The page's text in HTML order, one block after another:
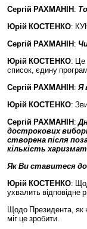
Сергій РАХМАНІН :
Юрій КОСТЕНКО:
Сергій РАХМАНІН :
Юрій КОСТЕНКО: Це
список, єдину
Сергій РАХМАНІН : Я
Юрій КОСТЕНКО:
Сергій РАХМАНІН :
дострокових
створена після
кількість
Як Ви ставитеся до
Юрій КОСТЕНКО:
ухвалить відповідне
Щодо Президента, як
міг це зробити.